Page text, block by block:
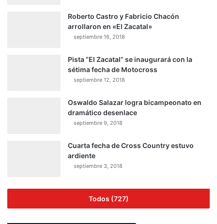
Roberto Castro y Fabricio Chacón
arrollaron en «El Zacatal»
septiembre 16, 2018
Pista “El Zacatal” se inaugurará con la
sétima fecha de Motocross
septiembre 12, 2018
Oswaldo Salazar logra bicampeonato en
dramático desenlace
septiembre 9, 2018
Cuarta fecha de Cross Country estuvo
ardiente
septiembre 3, 2018
Todos (727)